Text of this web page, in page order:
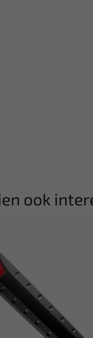
ook